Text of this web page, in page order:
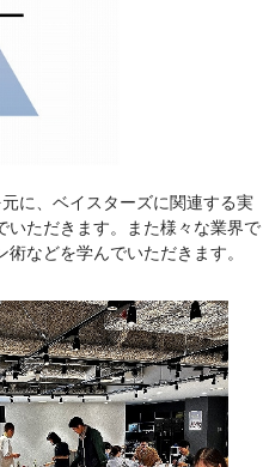
に、ベイスターズに関連する実
ただきます。また様々な業界で
などを学んでいただきます。